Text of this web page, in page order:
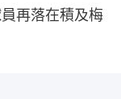
再落在積及梅